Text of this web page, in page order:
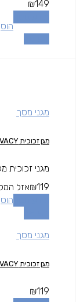
₪149
מגני מסך
מגן זכוכית IRON DUST 2.75D – IPHONE XS PRIVACY
מגני זכוכית
₪119
אזל
מגני מסך
מגן זכוכית IRON DUST 2.75D – IPHONE XS PRIVACY
₪119